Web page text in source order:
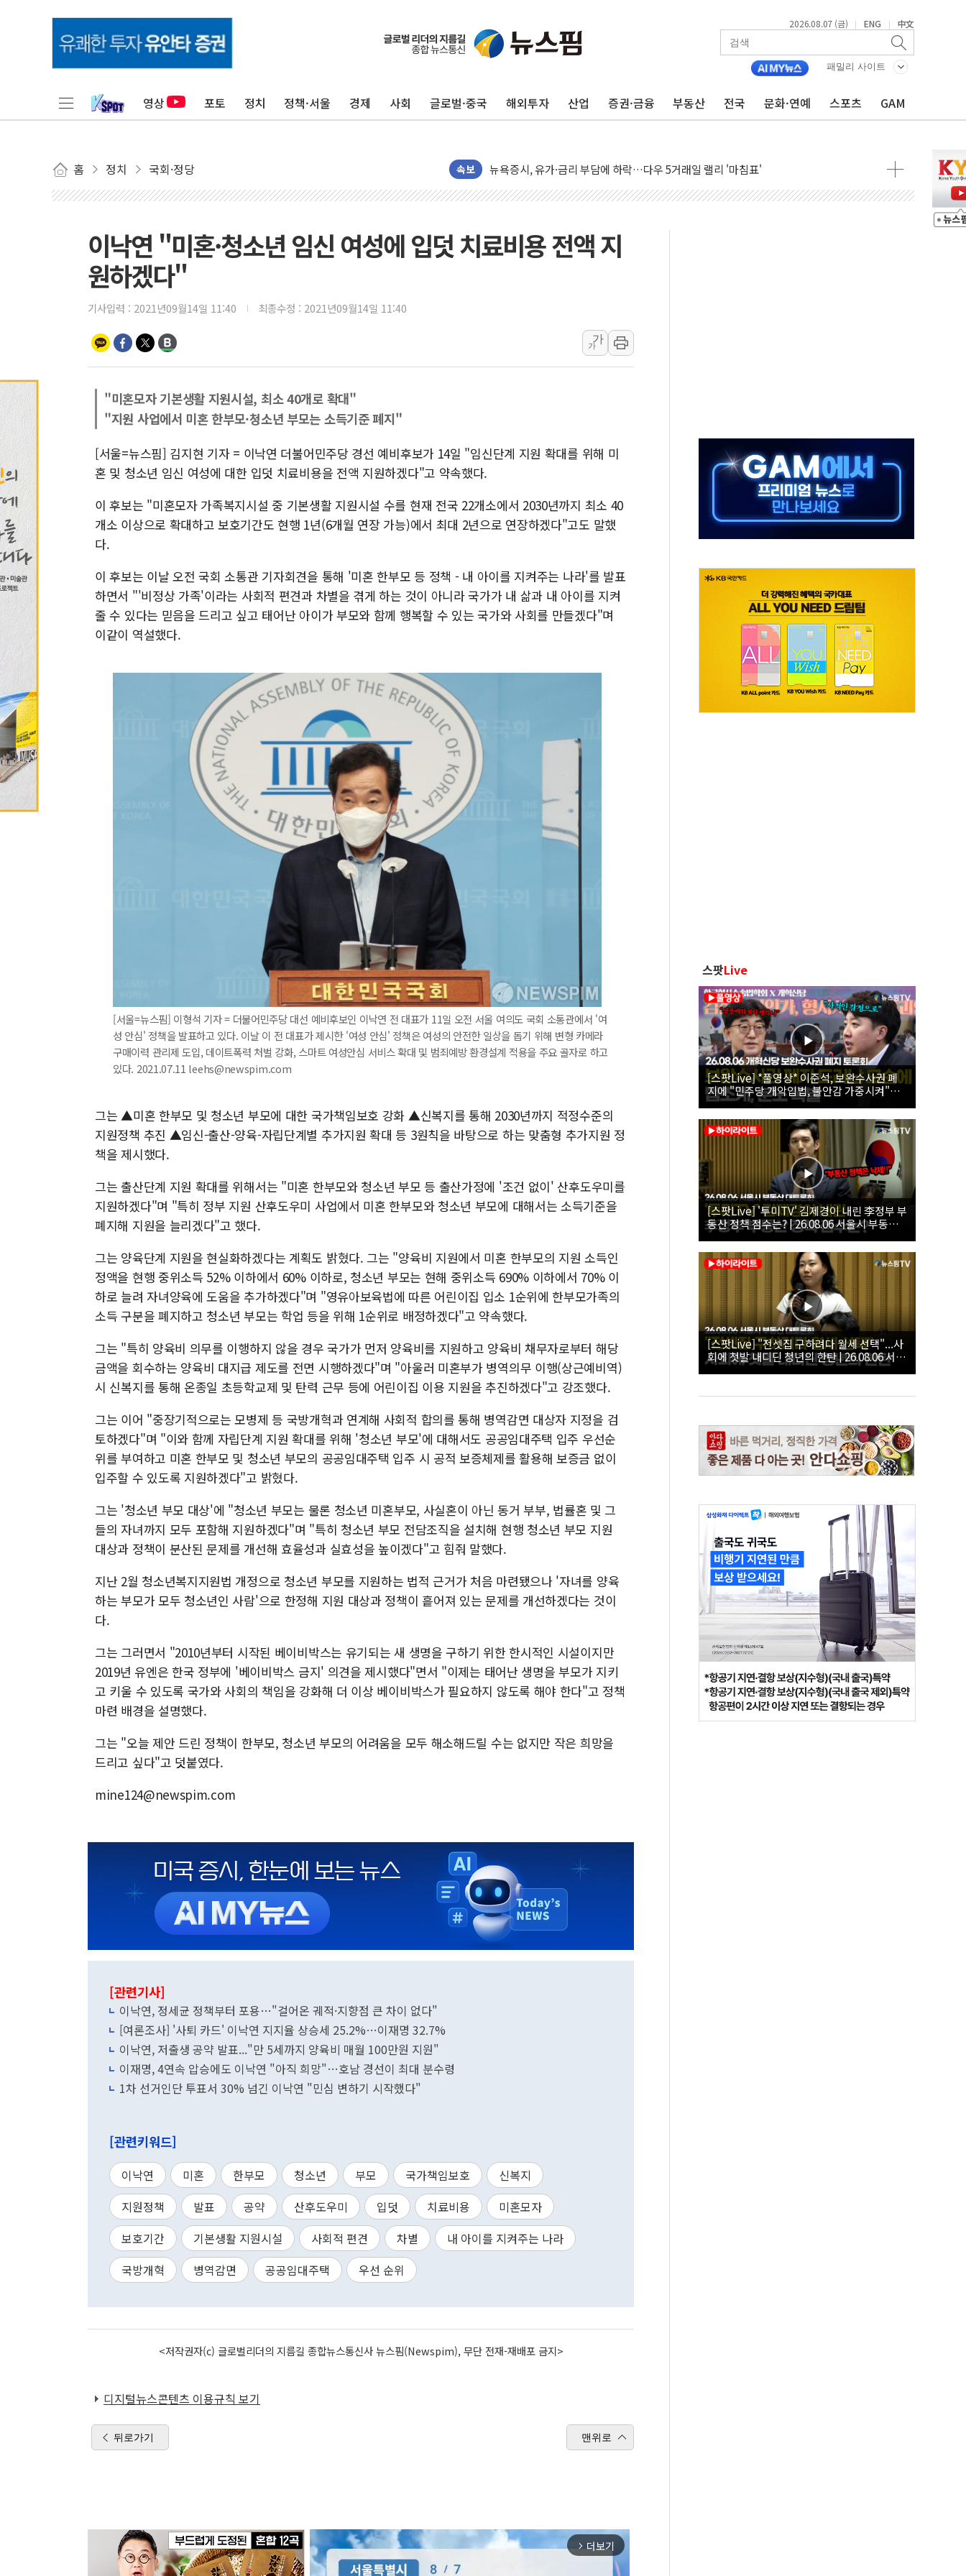
2026.08.07 (금) | ENG | 中文
패밀리 사이트
영상 포토 정치 정책·서울 경제 사회 글로벌·중국 해외투자 산업 증권·금융 부동산 전국 문화·연예 스포츠 GAM
홈 정치 국회·정당 속보
트럼프 "이란전 조만간 끝날 것"…군수품 부족설 일축 "막대한 무기 보유"
현대리바트, 원가 개선으로 실적 방어…다음 과제는 '외형 확대'
세금 부담 커진 고가 1주택자…맞교환·재매수·다운사이징 '저울질'
[금/유가] 이란의 호르무즈 해협 통항 제한 검토에 유가 3% 급등…금값 보합
이란, 오만과 호르무즈 해협 재개방 합의 막바지.."美와 직접 협상 없어"
[민주 당권주자 일정] 송영길·정청래·김민석 후보 - 8월 7일
[오늘의 정치일정] 8월 7일(금)
[오늘의 국회일정] 상임위·세미나·기자회견·주요 정당 - 8월 7일
구광모, 내주 실리콘밸리서 젠슨 황 재회…로봇·AI 데이터센터·모빌리티 구체화
뉴욕증시 개장 전 특징주...모더나·아이온큐·도어대시↑ VS 샌디스크·피그마·앱러빈↓
금값 7주 만에 최고…美 고용 둔화·호르무즈 재개방 기대에 강세
이낙연 "미혼·청소년 임신 여성에 입덧 치료비용 전액 지
원하겠다"
기사입력 : 2021년09월14일 11:40 최종수정 : 2021년09월14일 11:40
가
가
"미혼모자 기본생활 지원시설, 최소 40개로 확대"
"지원 사업에서 미혼 한부모·청소년 부모는 소득기준 폐지"
[서울=뉴스핌] 김지현 기자 = 이낙연 더불어민주당 경선 예비후보가 14일 "임신단계 지원 확대를 위해 미
혼 및 청소년 임신 여성에 대한 입덧 치료비용을 전액 지원하겠다"고 약속했다.
이 후보는 "미혼모자 가족복지시설 중 기본생활 지원시설 수를 현재 전국 22개소에서 2030년까지 최소 40
개소 이상으로 확대하고 보호기간도 현행 1년(6개월 연장 가능)에서 최대 2년으로 연장하겠다"고도 말했
다.
이 후보는 이날 오전 국회 소통관 기자회견을 통해 '미혼 한부모 등 정책 - 내 아이를 지켜주는 나라'를 발표
하면서 "'비정상 가족'이라는 사회적 편견과 차별을 겪게 하는 것이 아니라 국가가 내 삶과 내 아이를 지켜
줄 수 있다는 믿음을 드리고 싶고 태어난 아이가 부모와 함께 행복할 수 있는 국가와 사회를 만들겠다"며
이같이 역설했다.
[서울=뉴스핌] 이형석 기자 = 더불어민주당 대선 예비후보인 이낙연 전 대표가 11일 오전 서울 여의도 국회 소통관에서 '여
성 안심' 정책을 발표하고 있다. 이날 이 전 대표가 제시한 '여성 안심' 정책은 여성의 안전한 일상을 돕기 위해 변형 카메라
구매이력 관리제 도입, 데이트폭력 처벌 강화, 스마트 여성안심 서비스 확대 및 범죄예방 환경설계 적용을 주요 골자로 하고
있다. 2021.07.11 leehs@newspim.com
그는 ▲미혼 한부모 및 청소년 부모에 대한 국가책임보호 강화 ▲신복지를 통해 2030년까지 적정수준의
지원정책 추진 ▲임신-출산-양육-자립단계별 추가지원 확대 등 3원칙을 바탕으로 하는 맞춤형 추가지원 정
책을 제시했다.
그는 출산단계 지원 확대를 위해서는 "미혼 한부모와 청소년 부모 등 출산가정에 '조건 없이' 산후도우미를
지원하겠다"며 "특히 정부 지원 산후도우미 사업에서 미혼 한부모와 청소년 부모에 대해서는 소득기준을
폐지해 지원을 늘리겠다"고 했다.
그는 양육단계 지원을 현실화하겠다는 계획도 밝혔다. 그는 "양육비 지원에서 미혼 한부모의 지원 소득인
정액을 현행 중위소득 52% 이하에서 60% 이하로, 청소년 부모는 현해 중위소득 690% 이하에서 70% 이
하로 늘려 자녀양육에 도움을 추가하겠다"며 "영유아보육법에 따른 어린이집 입소 1순위에 한부모가족의
소득 구분을 폐지하고 청소년 부모는 학업 등을 위해 1순위로 배정하겠다"고 약속했다.
그는 "특히 양육비 의무를 이행하지 않을 경우 국가가 먼저 양육비를 지원하고 양육비 채무자로부터 해당
금액을 회수하는 양육비 대지급 제도를 전면 시행하겠다"며 "아울러 미혼부가 병역의무 이행(상근예비역)
시 신복지를 통해 온종일 초등학교제 및 탄력 근무 등에 어린이집 이용 지원을 추진하겠다"고 강조했다.
그는 이어 "중장기적으로는 모병제 등 국방개혁과 연계해 사회적 합의를 통해 병역감면 대상자 지정을 검
토하겠다"며 "이와 함께 자립단계 지원 확대를 위해 '청소년 부모'에 대해서도 공공임대주택 입주 우선순
위를 부여하고 미혼 한부모 및 청소년 부모의 공공임대주택 입주 시 공적 보증체제를 활용해 보증금 없이
입주할 수 있도록 지원하겠다"고 밝혔다.
그는 '청소년 부모 대상'에 "청소년 부모는 물론 청소년 미혼부모, 사실혼이 아닌 동거 부부, 법률혼 및 그
들의 자녀까지 모두 포함해 지원하겠다"며 "특히 청소년 부모 전담조직을 설치해 현행 청소년 부모 지원
대상과 정책이 분산된 문제를 개선해 효율성과 실효성을 높이겠다"고 힘줘 말했다.
지난 2월 청소년복지지원법 개정으로 청소년 부모를 지원하는 법적 근거가 처음 마련됐으나 '자녀를 양육
하는 부모가 모두 청소년인 사람'으로 한정해 지원 대상과 정책이 흩어져 있는 문제를 개선하겠다는 것이
다.
그는 그러면서 "2010년부터 시작된 베이비박스는 유기되는 새 생명을 구하기 위한 한시적인 시설이지만
2019년 유엔은 한국 정부에 '베이비박스 금지' 의견을 제시했다"면서 "이제는 태어난 생명을 부모가 지키
고 키울 수 있도록 국가와 사회의 책임을 강화해 더 이상 베이비박스가 필요하지 않도록 해야 한다"고 정책
마련 배경을 설명했다.
그는 "오늘 제안 드린 정책이 한부모, 청소년 부모의 어려움을 모두 해소해드릴 수는 없지만 작은 희망을
드리고 싶다"고 덧붙였다.
mine124@newspim.com
[관련기사]
이낙연, 정세균 정책부터 포용…"걸어온 궤적·지향점 큰 차이 없다"
[여론조사] '사퇴 카드' 이낙연 지지율 상승세 25.2%…이재명 32.7%
이낙연, 저출생 공약 발표..."만 5세까지 양육비 매월 100만원 지원"
이재명, 4연속 압승에도 이낙연 "아직 희망"…호남 경선이 최대 분수령
1차 선거인단 투표서 30% 넘긴 이낙연 "민심 변하기 시작했다"
[관련키워드]
이낙연 미혼 한부모 청소년 부모 국가책임보호
신복지
지원정책
발표 공약 산후도우미 입덧 치료비용
미혼모자
보호기간
기본생활 지원시설 사회적 편견 차별
내 아이를 지켜주는 나라
국방개혁
병역감면 공공임대주택 우선 순위
<저작권자(c) 글로벌리더의 지름길 종합뉴스통신사 뉴스핌(Newspim), 무단 전재-재배포 금지>
디지털뉴스콘텐츠 이용규칙 보기
뒤로가기 맨위로
arrow_forward_ios 더보기
스팟Live
[스팟Live] *풀영상* 이준석, 보완수사권 폐
지에 "민주당 개악입법, 불안감 가중시켜"｜
26.08.06 개혁신당 보완수사권 폐지 토론회
[스팟Live] '투미TV' 김제경이 내린 李정부 부
동산 정책 점수는? | 26.08.06 서울시 부동산
대토론회
[스팟Live] "전셋집 구하려다 월세 선택"...사
회에 첫발 내디딘 청년의 한탄 | 26.08.06 서울
시 부동산 대토론회